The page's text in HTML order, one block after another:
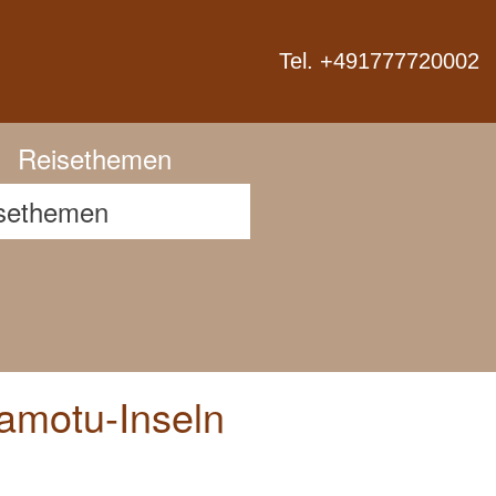
Reisethemen
Inseln
Tel. +491777720002